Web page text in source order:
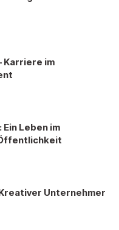
Karriere im
Leben im
Unternehmer